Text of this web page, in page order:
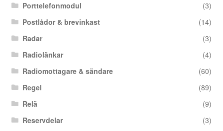
Porttelefonmodul
(3)
Postlådor & brevinkast
(14)
Radar
(3)
Radiolänkar
(4)
Radiomottagare & sändare
(60)
Regel
(89)
Relä
(9)
Reservdelar
(3)